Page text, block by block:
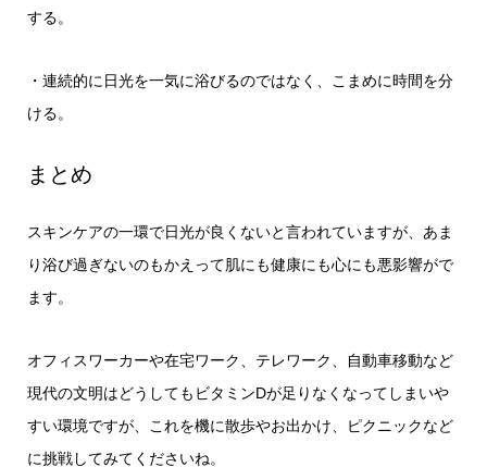
する。
・連続的に日光を一気に浴びるのではなく、こまめに時間を分
ける。
まとめ
スキンケアの一環で日光が良くないと言われていますが、あま
り浴び過ぎないのもかえって肌にも健康にも心にも悪影響がで
ます。
オフィスワーカーや在宅ワーク、テレワーク、自動車移動など
現代の文明はどうしてもビタミンDが足りなくなってしまいや
すい環境ですが、これを機に散歩やお出かけ、ピクニックなど
に挑戦してみてくださいね。